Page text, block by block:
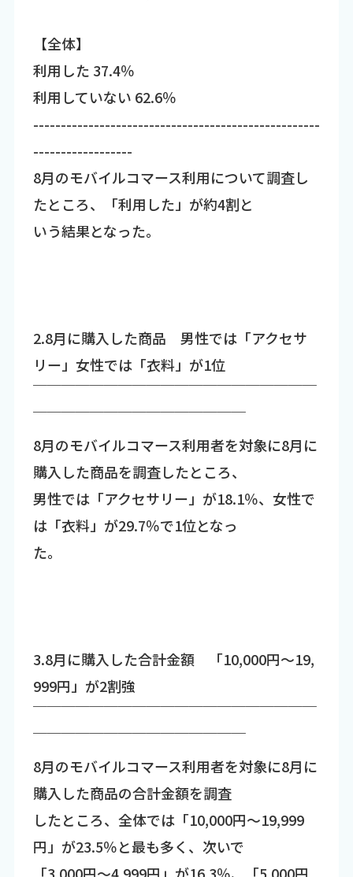
【全体】
利用した 37.4％
利用していない 62.6％
----------------------------------------------------
------------------
8月のモバイルコマース利用について調査し
たところ、「利用した」が約4割と
いう結果となった。
2.8月に購入した商品 男性では「アクセサ
リー」女性では「衣料」が1位
￣￣￣￣￣￣￣￣￣￣￣￣￣￣￣￣￣￣￣￣
￣￣￣￣￣￣￣￣￣￣￣￣￣￣￣
8月のモバイルコマース利用者を対象に8月に
購入した商品を調査したところ、
男性では「アクセサリー」が18.1％、女性で
は「衣料」が29.7％で1位となっ
た。
3.8月に購入した合計金額 「10,000円～19,
999円」が2割強
￣￣￣￣￣￣￣￣￣￣￣￣￣￣￣￣￣￣￣￣
￣￣￣￣￣￣￣￣￣￣￣￣￣￣￣
8月のモバイルコマース利用者を対象に8月に
購入した商品の合計金額を調査
したところ、全体では「10,000円～19,999
円」が23.5％と最も多く、次いで
「3,000円～4,999円」が16.3％、「5,000円